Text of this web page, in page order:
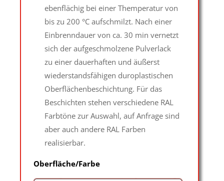
ebenflächig bei einer Themperatur von
bis zu 200 °C aufschmilzt. Nach einer
Einbrenndauer von ca. 30 min vernetzt
sich der aufgeschmolzene Pulverlack
zu einer dauerhaften und äußerst
wiederstandsfähigen duroplastischen
Oberflächenbeschichtung. Für das
Beschichten stehen verschiedene RAL
Farbtöne zur Auswahl, auf Anfrage sind
aber auch andere RAL Farben
realisierbar.
Oberfläche/Farbe